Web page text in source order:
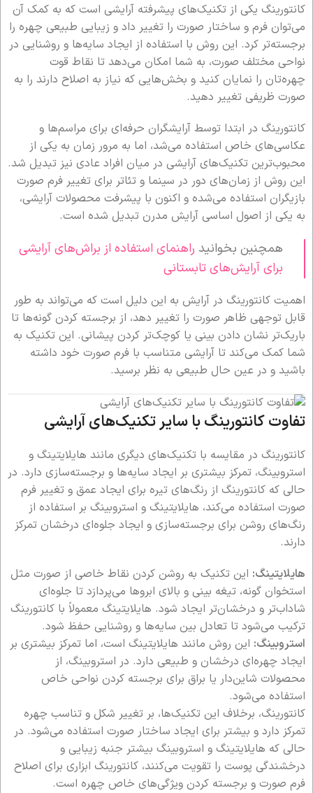
کانتورینگ یکی از تکنیک‌های پیشرفته آرایشی است که به کمک آن
می‌توان فرم و ساختار صورت را تغییر داد و زیبایی طبیعی چهره را
برجسته‌تر کرد. این روش با استفاده از ایجاد سایه‌ها و روشنایی در
نواحی مختلف صورت، به شما امکان می‌دهد تا نقاط قوت
چهره‌تان را نمایان کنید و بخش‌هایی که نیاز به اصلاح دارند را به
صورت ظریفی تغییر دهید.
کانتورینگ در ابتدا توسط آرایشگران حرفه‌ای برای مراسم‌ها و
عکاسی‌های خاص استفاده می‌شد، اما به مرور زمان به یکی از
محبوب‌ترین تکنیک‌های آرایشی در میان افراد عادی نیز تبدیل شد.
این روش از زمان‌های دور در سینما و تئاتر برای تغییر فرم صورت
بازیگران استفاده می‌شده و اکنون با پیشرفت محصولات آرایشی،
به یکی از اصول اساسی آرایش مدرن تبدیل شده است.
همچنین بخوانید راهنمای استفاده از براش‌های آرایشی
برای آرایش‌های تابستانی
اهمیت کانتورینگ در آرایش به این دلیل است که می‌تواند به طور
قابل توجهی ظاهر صورت را تغییر دهد، از برجسته کردن گونه‌ها تا
باریک‌تر نشان دادن بینی یا کوچک‌تر کردن پیشانی. این تکنیک به
شما کمک می‌کند تا آرایشی متناسب با فرم صورت خود داشته
باشید و در عین حال طبیعی به نظر برسید.
تفاوت کانتورینگ با سایر تکنیک‌های آرایشی
کانتورینگ در مقایسه با تکنیک‌های دیگری مانند هایلایتینگ و
استروبینگ، تمرکز بیشتری بر ایجاد سایه‌ها و برجسته‌سازی دارد. در
حالی که کانتورینگ از رنگ‌های تیره برای ایجاد عمق و تغییر فرم
صورت استفاده می‌کند، هایلایتینگ و استروبینگ بر استفاده از
رنگ‌های روشن برای برجسته‌سازی و ایجاد جلوه‌ای درخشان تمرکز
دارند.
هایلایتینگ: این تکنیک به روشن کردن نقاط خاصی از صورت مثل
استخوان گونه، تیغه بینی و بالای ابروها می‌پردازد تا جلوه‌ای
شاداب‌تر و درخشان‌تر ایجاد شود. هایلایتینگ معمولاً با کانتورینگ
ترکیب می‌شود تا تعادل بین سایه‌ها و روشنایی حفظ شود.
استروبینگ: این روش مانند هایلایتینگ است، اما تمرکز بیشتری بر
ایجاد چهره‌ای درخشان و طبیعی دارد. در استروبینگ، از
محصولات شاین‌دار یا براق برای برجسته کردن نواحی خاص
استفاده می‌شود.
کانتورینگ، برخلاف این تکنیک‌ها، بر تغییر شکل و تناسب چهره
تمرکز دارد و بیشتر برای ایجاد ساختار صورت استفاده می‌شود. در
حالی که هایلایتینگ و استروبینگ بیشتر جنبه زیبایی و
درخشندگی پوست را تقویت می‌کنند، کانتورینگ ابزاری برای اصلاح
فرم صورت و برجسته کردن ویژگی‌های خاص چهره است.